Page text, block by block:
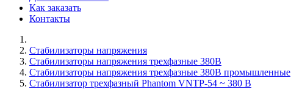
Как заказать
Контакты
Стабилизаторы напряжения
Стабилизаторы напряжения трехфазные 380В
Стабилизаторы напряжения трехфазные 380В промышленные
Стабилизатор трехфазный Phantom VNTP-54 ~ 380 В